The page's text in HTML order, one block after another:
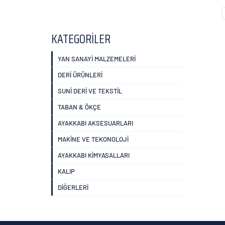
KATEGORİLER
YAN SANAYİ MALZEMELERİ
DERİ ÜRÜNLERİ
SUNİ DERİ VE TEKSTİL
TABAN & ÖKÇE
AYAKKABI AKSESUARLARI
MAKİNE VE TEKONOLOJİ
AYAKKABI KİMYASALLARI
KALIP
DİĞERLERİ